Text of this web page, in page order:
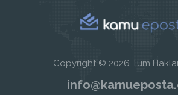
Copyright © 2026 Tüm Hakları